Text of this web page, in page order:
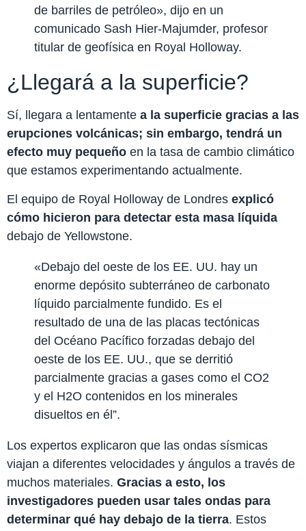
de barriles de petróleo», dijo en un
comunicado Sash Hier-Majumder, profesor
titular de geofísica en Royal Holloway.
¿Llegará a la superficie?
Sí, llegara a lentamente a la superficie gracias a las
erupciones volcánicas; sin embargo, tendrá un
efecto muy pequeño en la tasa de cambio climático
que estamos experimentando actualmente.
El equipo de Royal Holloway de Londres explicó
cómo hicieron para detectar esta masa líquida
debajo de Yellowstone.
«Debajo del oeste de los EE. UU. hay un
enorme depósito subterráneo de carbonato
líquido parcialmente fundido. Es el
resultado de una de las placas tectónicas
del Océano Pacífico forzadas debajo del
oeste de los EE. UU., que se derritió
parcialmente gracias a gases como el CO2
y el H2O contenidos en los minerales
disueltos en él”.
Los expertos explicaron que las ondas sísmicas
viajan a diferentes velocidades y ángulos a través de
muchos materiales. Gracias a esto, los
investigadores pueden usar tales ondas para
determinar qué hay debajo de la tierra. Estos